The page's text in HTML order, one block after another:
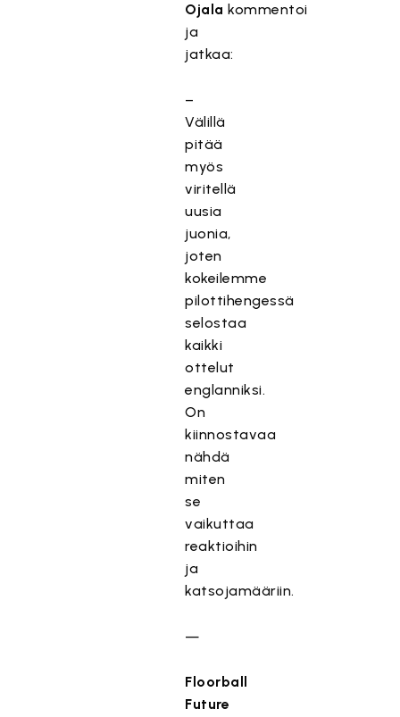
Ojala kommentoi
ja
jatkaa:
–
Välillä
pitää
myös
viritellä
uusia
juonia,
joten
kokeilemme
pilottihengessä
selostaa
kaikki
ottelut
englanniksi.
On
kiinnostavaa
nähdä
miten
se
vaikuttaa
reaktioihin
ja
katsojamääriin.
—
Floorball
Future